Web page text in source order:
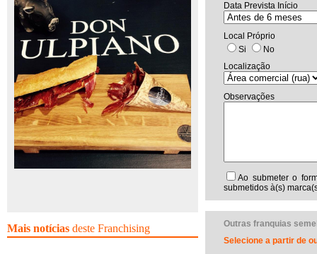
Mais notícias deste Franchising
Data Prevista Início
Local Próprio
Si
No
Localização
Observações
Ao submeter o
submetidos à(s)
Outras franquias
Selecione a partir de